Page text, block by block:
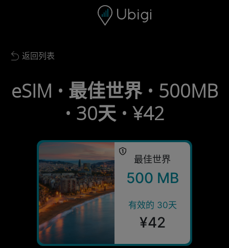
Back to list
返回列表
eSIM • 最佳世界 • 500MB
• 30天 • ¥42
最佳世界
500 MB
有效的 30天
¥42